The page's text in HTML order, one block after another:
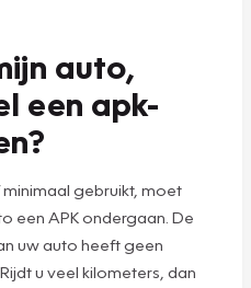
auto,
een apk-
gebruikt, moet
een APK ondergaan. De
uw auto heeft geen
u veel kilometers, dan